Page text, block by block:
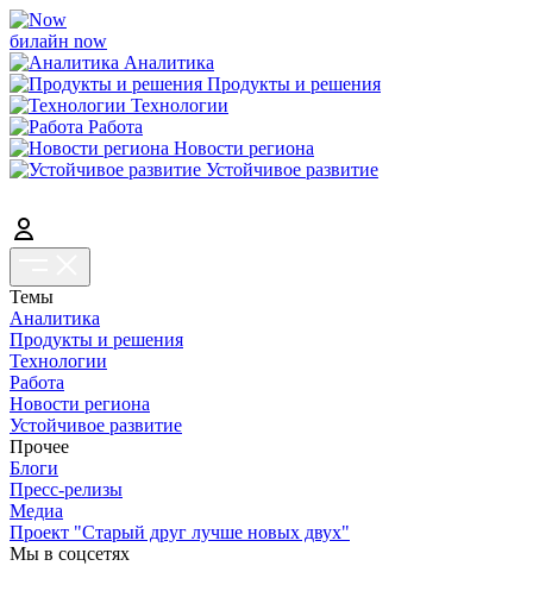
билайн now
Аналитика
Продукты и решения
Технологии
Работа
Новости региона
Устойчивое развитие
Темы
Аналитика
Продукты и решения
Технологии
Работа
Новости региона
Устойчивое развитие
Прочее
Блоги
Пресс-релизы
Медиа
Проект "Старый друг лучше новых двух"
Мы в соцсетях